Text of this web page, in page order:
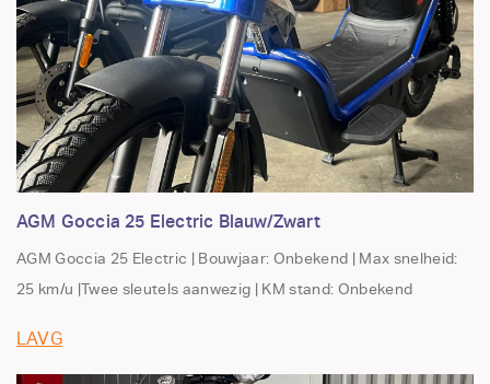
AGM Goccia 25 Electric Blauw/Zwart
AGM Goccia 25 Electric | Bouwjaar: Onbekend | Max snelheid:
25 km/u |Twee sleutels aanwezig | KM stand: Onbekend
LAVG